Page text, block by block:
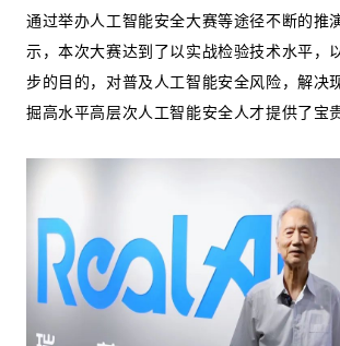
通过举办人工智能安全大赛等途径不断的推
示，本次大赛达到了以实战检验技术水平，
步的目的，对普及人工智能安全风险，解决
掘高水平高层次人工智能安全人才提供了宝